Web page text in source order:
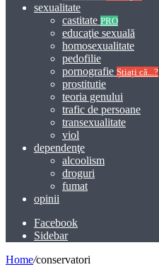
sexualitate
castitate PRO
educaţie sexuală
homosexualitate
pedofilie
pornografie Știați că...?
prostitutie
teoria genului
trafic de persoane
transexualitate
viol
dependenţe
alcoolism
droguri
fumat
opinii
Facebook
Sidebar
Home/conservatori